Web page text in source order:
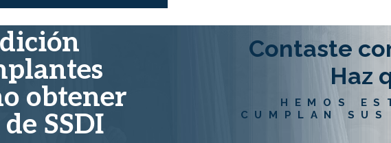
obtener
SSDI
Contaste
Haz
HEMOS
CUMPLAN